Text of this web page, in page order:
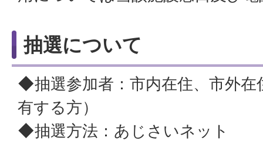
抽選について
◆抽選参加者：市内在住、市外在
有する方）
◆抽選方法：あじさいネット